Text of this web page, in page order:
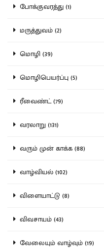
போக்குவரத்து (1)
மருத்துவம் (2)
மொழி (39)
மொழிபெயர்ப்பு (5)
ரீவைண்ட் (79)
வரலாறு (131)
வரும் முன் காக்க (88)
வாழ்வியல் (102)
விளையாட்டு (8)
விவசாயம் (43)
வேலையும் வாழ்வும் (19)